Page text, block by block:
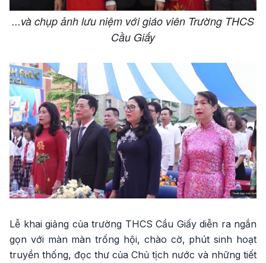
...và chụp ảnh lưu niệm với giáo viên Trường THCS
Cầu Giấy
Lễ khai giảng của trường THCS Cầu Giấy diễn ra ngắn
gọn với màn màn trống hội, chào cờ, phút sinh hoạt
truyền thống, đọc thư của Chủ tịch nước và những tiết